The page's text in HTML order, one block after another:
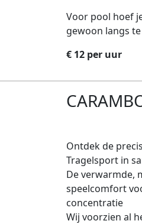
Voor pool hoef
gewoon langs
€ 12per uur
Ontdek de
Tragelsport in
De verwarmde,
speelcomfort
concentratie
Wij voorzien al